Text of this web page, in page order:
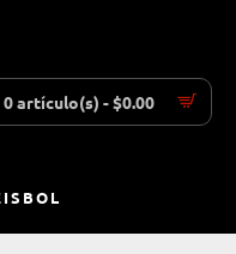
0 artículo(s) - $0.00